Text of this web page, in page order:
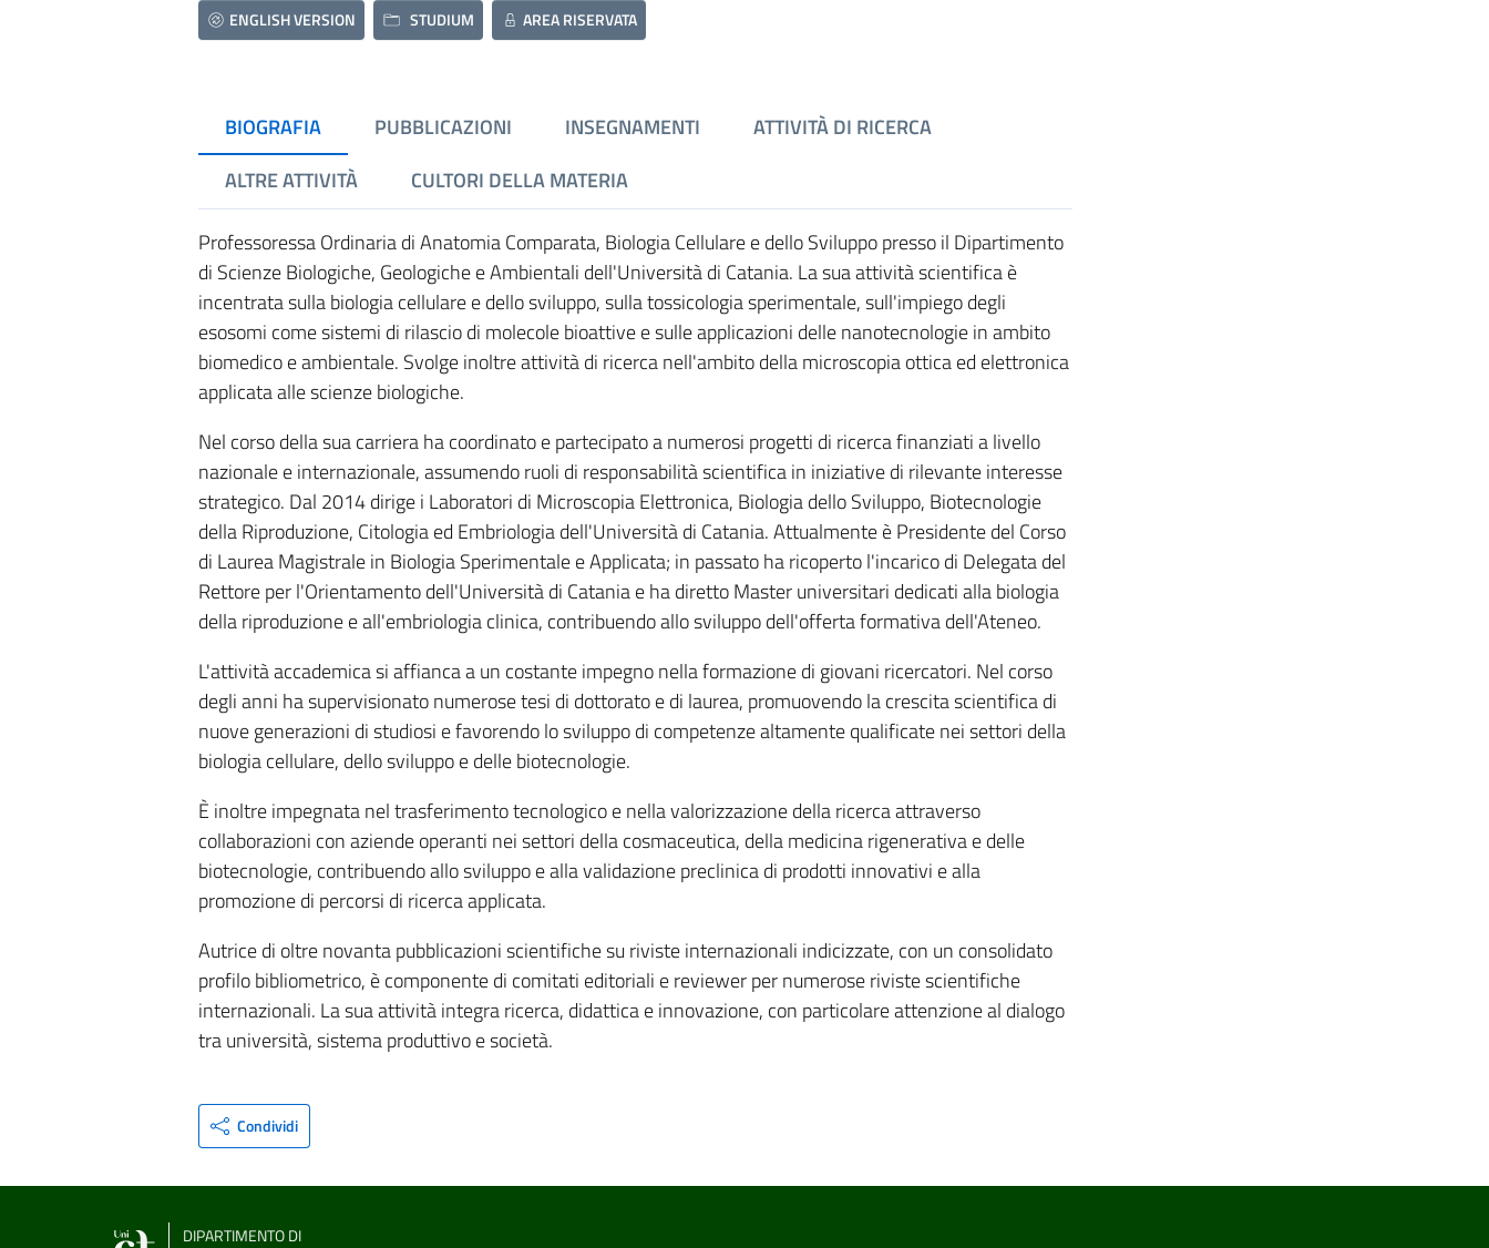
ENGLISH VERSION STUDIUM AREA RISERVATA
BIOGRAFIA PUBBLICAZIONI INSEGNAMENTI
ATTIVITÀ DI RICERCA
ALTRE ATTIVITÀ
CULTORI DELLA MATERIA
Professoressa Ordinaria di Anatomia Comparata, Biologia Cellulare e dello Sviluppo presso il Dipartimento
di Scienze Biologiche, Geologiche e Ambientali dell'Università di Catania. La sua attività scientifica è
incentrata sulla biologia cellulare e dello sviluppo, sulla tossicologia sperimentale, sull'impiego degli
esosomi come sistemi di rilascio di molecole bioattive e sulle applicazioni delle nanotecnologie in ambito
biomedico e ambientale. Svolge inoltre attività di ricerca nell'ambito della microscopia ottica ed elettronica
applicata alle scienze biologiche.
Nel corso della sua carriera ha coordinato e partecipato a numerosi progetti di ricerca finanziati a livello
nazionale e internazionale, assumendo ruoli di responsabilità scientifica in iniziative di rilevante interesse
strategico. Dal 2014 dirige i Laboratori di Microscopia Elettronica, Biologia dello Sviluppo, Biotecnologie
della Riproduzione, Citologia ed Embriologia dell'Università di Catania. Attualmente è Presidente del Corso
di Laurea Magistrale in Biologia Sperimentale e Applicata; in passato ha ricoperto l'incarico di Delegata del
Rettore per l'Orientamento dell'Università di Catania e ha diretto Master universitari dedicati alla biologia
della riproduzione e all'embriologia clinica, contribuendo allo sviluppo dell'offerta formativa dell'Ateneo.
L'attività accademica si affianca a un costante impegno nella formazione di giovani ricercatori. Nel corso
degli anni ha supervisionato numerose tesi di dottorato e di laurea, promuovendo la crescita scientifica di
nuove generazioni di studiosi e favorendo lo sviluppo di competenze altamente qualificate nei settori della
biologia cellulare, dello sviluppo e delle biotecnologie.
È inoltre impegnata nel trasferimento tecnologico e nella valorizzazione della ricerca attraverso
collaborazioni con aziende operanti nei settori della cosmaceutica, della medicina rigenerativa e delle
biotecnologie, contribuendo allo sviluppo e alla validazione preclinica di prodotti innovativi e alla
promozione di percorsi di ricerca applicata.
Autrice di oltre novanta pubblicazioni scientifiche su riviste internazionali indicizzate, con un consolidato
profilo bibliometrico, è componente di comitati editoriali e reviewer per numerose riviste scientifiche
internazionali. La sua attività integra ricerca, didattica e innovazione, con particolare attenzione al dialogo
tra università, sistema produttivo e società.
Condividi
DIPARTIMENTO DI